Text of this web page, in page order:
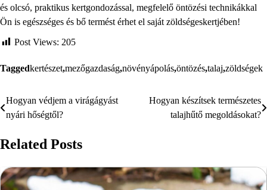
és olcsó, praktikus kertgondozással, megfelelő öntözési technikákkal
Ön is egészséges és bő termést érhet el saját zöldségeskertjében!
Post Views: 205
Taggedkertészet,mezőgazdaság,növényápolás,öntözés,talaj,zöldségek
Bejegyzés
navigáció
Hogyan védjem a virágágyást
nyári hőségtől?
Hogyan készítsek természetes
talajhűtő megoldásokat?
Related Posts